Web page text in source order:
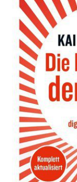
Zur
Wie China den
und uns damit
VonKai
Verlag: Piper
Taschenbuch
Paperback